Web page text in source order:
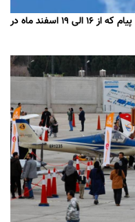
آلبوم عکس از اولین نمایشگاه صنعت هوایی پیام که از ۱۶ الی ۱۹ اسفند ماه در